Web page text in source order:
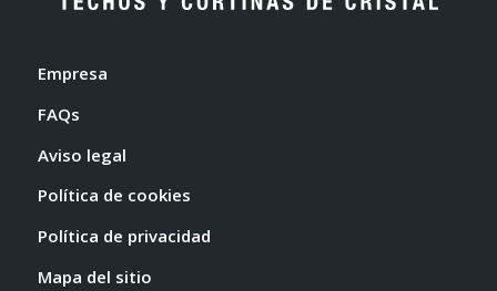
Empresa
FAQs
Aviso legal
Política de cookies
Política de privacidad
Mapa del sitio